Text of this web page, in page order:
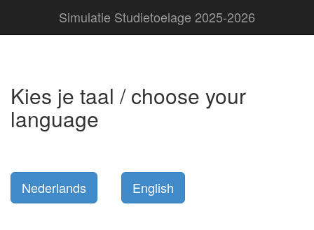
Simulatie Studietoelage 2025-2026
Kies je taal / choose your
language